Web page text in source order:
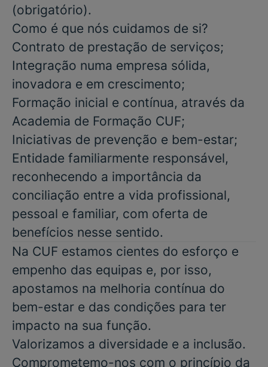
(obrigatório).
Como é que nós cuidamos de si?
Contrato de prestação de serviços;
Integração numa empresa sólida,
inovadora e em crescimento;
Formação inicial e contínua, através da
Academia de Formação CUF;
Iniciativas de prevenção e bem-estar;
Entidade familiarmente responsável,
reconhecendo a importância da
conciliação entre a vida profissional,
pessoal e familiar, com oferta de
benefícios nesse sentido.
Na CUF estamos cientes do esforço e
empenho das equipas e, por isso,
apostamos na melhoria contínua do
bem-estar e das condições para ter
impacto na sua função.
Valorizamos a diversidade e a inclusão.
Comprometemo-nos com o princípio da